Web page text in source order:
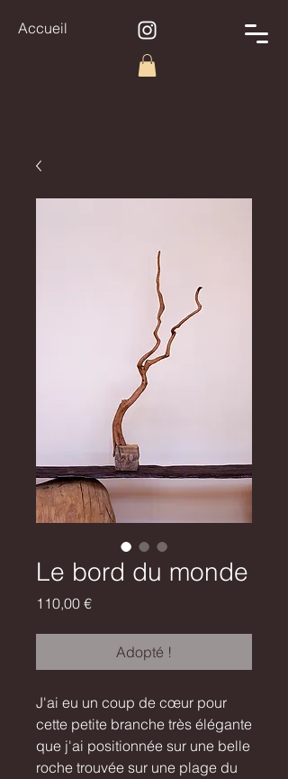
Accueil
Le bord du monde
110,00 €Prix
Adopté !
J'ai eu un coup de cœur pour
cette petite branche très élégante
que j'ai positionnée sur une belle
roche trouvée sur une plage du